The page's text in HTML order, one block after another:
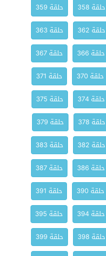
حلقة 358
حلقة 359
حلقة 362
حلقة 363
حلقة 366
حلقة 367
حلقة 370
حلقة 371
حلقة 374
حلقة 375
حلقة 378
حلقة 379
حلقة 382
حلقة 383
حلقة 386
حلقة 387
حلقة 390
حلقة 391
حلقة 394
حلقة 395
حلقة 398
حلقة 399